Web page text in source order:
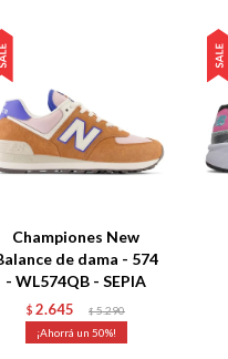
Championes New
de dama - 574
- WL574QB - SEPIA
$ 2.645 $ 5.290
50